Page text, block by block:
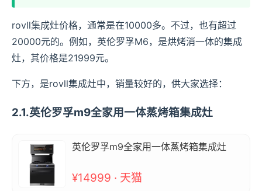
rovll集成灶价格，通常是在10000多。不过，也有超过
20000元的。例如，英伦罗孚M6，是烘烤消一体的集成
灶，其价格是21999元。
下方，是rovll集成灶中，销量较好的，供大家选择：
2.1.英伦罗孚m9全家用一体蒸烤箱集成灶
英伦罗孚m9全家用一体蒸烤箱集成灶
¥14999 · 天猫